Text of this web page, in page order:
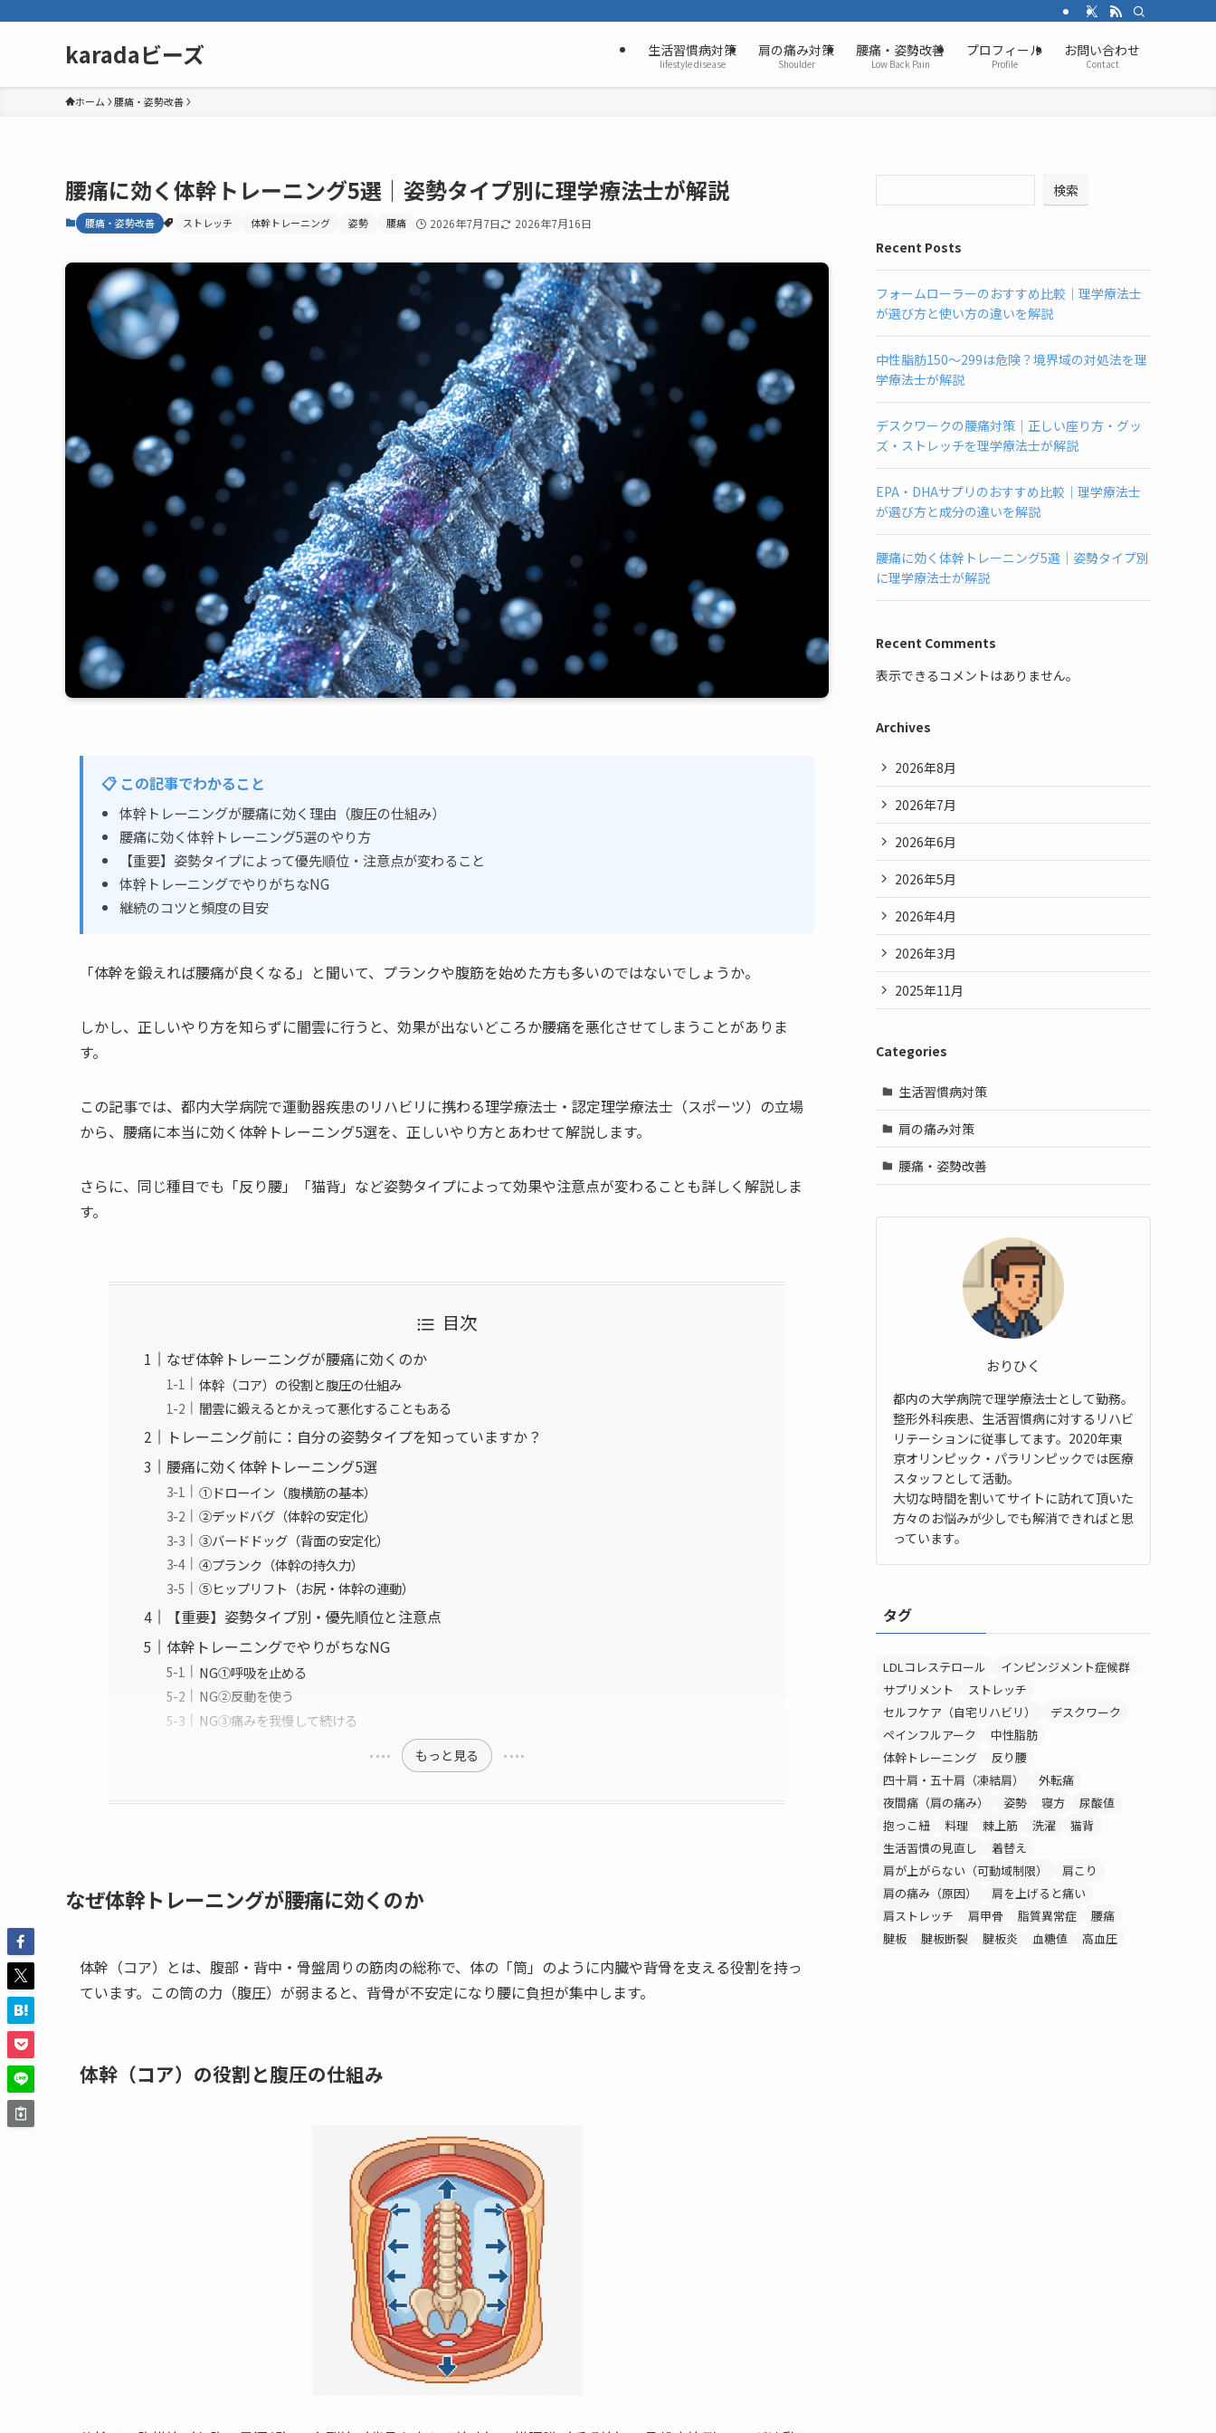
karadaビーズ 生活習慣病対策
lifestyle disease
肩の痛み対策
Shoulder
腰痛・姿勢改善
Low Back Pain
プロフィール
Profile
お問い合わせ
Contact
ホーム 腰痛・姿勢改善
腰痛に効く体幹トレーニング5選｜姿勢タイプ別に理学療法士が解説
腰痛・姿勢改善 ストレッチ 体幹トレーニング 姿勢 腰痛 2026年7月7日 2026年7月16日
📋 この記事でわかること
体幹トレーニングが腰痛に効く理由（腹圧の仕組み）
腰痛に効く体幹トレーニング5選のやり方
【重要】姿勢タイプによって優先順位・注意点が変わること
体幹トレーニングでやりがちなNG
継続のコツと頻度の目安
「体幹を鍛えれば腰痛が良くなる」と聞いて、プランクや腹筋を始めた方も多いのではないでしょうか。
しかし、正しいやり方を知らずに闇雲に行うと、効果が出ないどころか腰痛を悪化させてしまうことがありま
す。
この記事では、都内大学病院で運動器疾患のリハビリに携わる理学療法士・認定理学療法士（スポーツ）の立場
から、腰痛に本当に効く体幹トレーニング5選を、正しいやり方とあわせて解説します。
さらに、同じ種目でも「反り腰」「猫背」など姿勢タイプによって効果や注意点が変わることも詳しく解説しま
す。
目次
なぜ体幹トレーニングが腰痛に効くのか
体幹（コア）の役割と腹圧の仕組み
闇雲に鍛えるとかえって悪化することもある
トレーニング前に：自分の姿勢タイプを知っていますか？
腰痛に効く体幹トレーニング5選
①ドローイン（腹横筋の基本）
②デッドバグ（体幹の安定化）
③バードドッグ（背面の安定化）
④プランク（体幹の持久力）
⑤ヒップリフト（お尻・体幹の連動）
【重要】姿勢タイプ別・優先順位と注意点
体幹トレーニングでやりがちなNG
NG①呼吸を止める
NG②反動を使う
NG③痛みを我慢して続ける
もっと見る
なぜ体幹トレーニングが腰痛に効くのか
体幹（コア）とは、腹部・背中・骨盤周りの筋肉の総称で、体の「筒」のように内臓や背骨を支える役割を持っ
ています。この筒の力（腹圧）が弱まると、背骨が不安定になり腰に負担が集中します。
体幹（コア）の役割と腹圧の仕組み
検索
Recent Posts
フォームローラーのおすすめ比較｜理学療法士
が選び方と使い方の違いを解説
中性脂肪150〜299は危険？境界域の対処法を理
学療法士が解説
デスクワークの腰痛対策｜正しい座り方・グッ
ズ・ストレッチを理学療法士が解説
EPA・DHAサプリのおすすめ比較｜理学療法士
が選び方と成分の違いを解説
腰痛に効く体幹トレーニング5選｜姿勢タイプ別
に理学療法士が解説
Recent Comments
表示できるコメントはありません。
Archives
2026年8月
2026年7月
2026年6月
2026年5月
2026年4月
2026年3月
2025年11月
Categories
生活習慣病対策
肩の痛み対策
腰痛・姿勢改善
おりひく
都内の大学病院で理学療法士として勤務。
整形外科疾患、生活習慣病に対するリハビ
リテーションに従事してます。2020年東
京オリンピック・パラリンピックでは医療
スタッフとして活動。
大切な時間を割いてサイトに訪れて頂いた
方々のお悩みが少しでも解消できればと思
っています。
タグ
LDLコレステロール
インピンジメント症候群
サプリメント
ストレッチ
セルフケア（自宅リハビリ）
デスクワーク
ペインフルアーク
中性脂肪
体幹トレーニング
反り腰
四十肩・五十肩（凍結肩）
外転痛
夜間痛（肩の痛み）
姿勢 寝方
尿酸値
抱っこ紐
料理 棘上筋 洗濯
猫背
生活習慣の見直し
着替え
肩が上がらない（可動域制限）
肩こり
肩の痛み（原因）
肩を上げると痛い
肩ストレッチ
肩甲骨 脂質異常症
腰痛
腱板
腱板断裂 腱板炎 血糖値 高血圧